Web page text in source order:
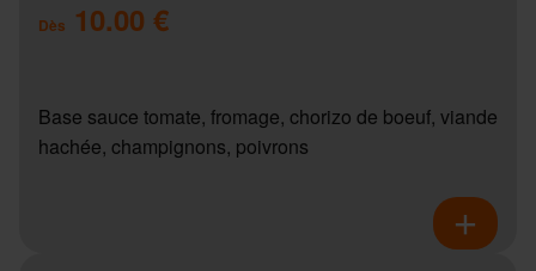
Dès 10.00 €
Base sauce tomate, fromage, chorizo de boeuf, viande
hachée, champignons, poivrons